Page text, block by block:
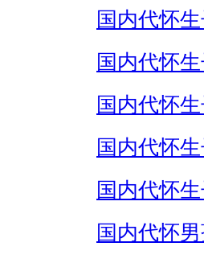
国内代怀
国内代怀
国内代怀
国内代怀
国内代怀
国内代怀